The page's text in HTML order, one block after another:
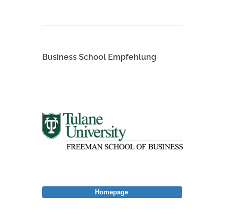
Business School Empfehlung
Homepage